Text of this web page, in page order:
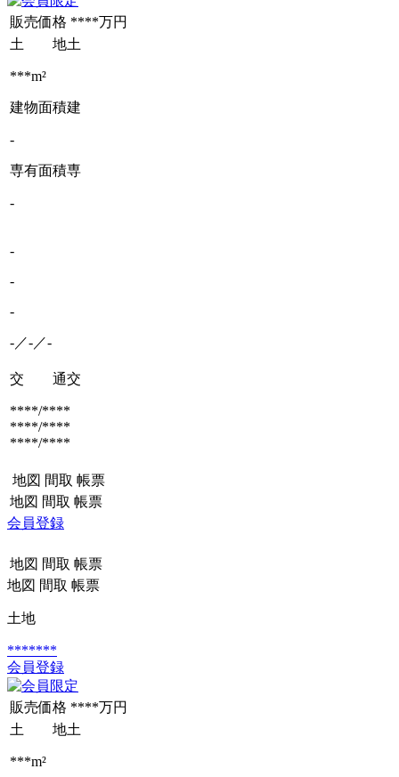
販売価格 ****万円
土 地土
***m²
建物面積建
-
専有面積専
-
-
-
-
-／-／-
交 通交
****/****
****/****
****/****
地図 間取 帳票
地図 間取 帳票
会員登録
地図 間取 帳票
地図 間取 帳票
土地
*******
会員登録
販売価格 ****万円
土 地土
***m²